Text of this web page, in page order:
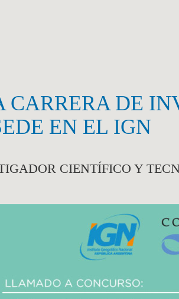
CARRERA DE
EN EL IGN
CIENTÍFICO Y